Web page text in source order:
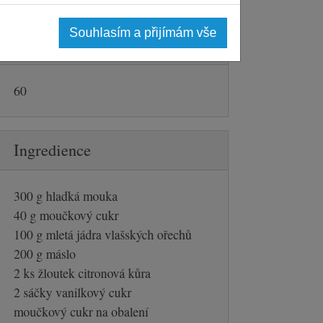
Počet porcí
60
Ingredience
300 g hladká mouka
40 g moučkový cukr
100 g mletá jádra vlašských ořechů
200 g máslo
2 ks žloutek citronová kůra
2 sáčky vanilkový cukr
moučkový cukr na obalení
Souhlasím a přijímám vše